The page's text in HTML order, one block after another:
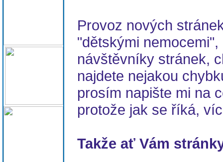
Provoz nových
"dětskými
návštěvníky stránek,
najdete nejakou
prosím napište mi na
protože jak se říká,
Takže ať Vám